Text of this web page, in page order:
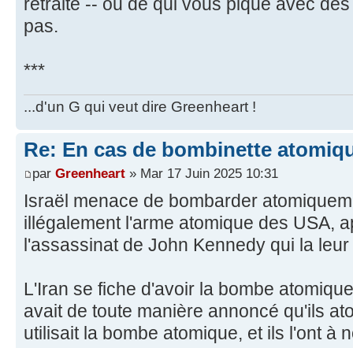
pas.
***
...d'un G qui veut dire Greenheart !
Re: En cas de bombinette
par Greenheart » Mar 17 Juin 2025 10:31
Israël menace de bombarder
illégalement l'arme atomique des USA,
l'assassinat de John Kennedy qui la
L'Iran se fiche d'avoir la bombe
avait de toute manière annoncé qu'ils
utilisait la bombe atomique, et ils l'ont à